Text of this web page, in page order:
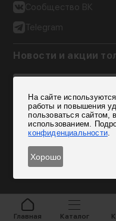
Главная Каталог
Сообщество ВК
Telegram
Новости и акции
Согласен на обработку
На сайте
работы и повышения
пользоваться сайтом,
использованием.
конфиденциальности.
Хорошо